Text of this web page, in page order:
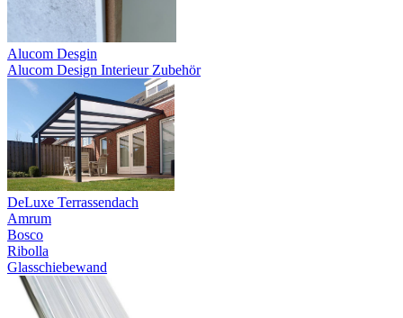
Alucom Desgin
Alucom Design Interieur Zubehör
DeLuxe Terrassendach
Amrum
Bosco
Ribolla
Glasschiebewand